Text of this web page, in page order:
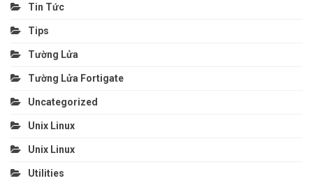
Tin Tức
Tips
Tường Lửa
Tường Lửa Fortigate
Uncategorized
Unix Linux
Unix Linux
Utilities